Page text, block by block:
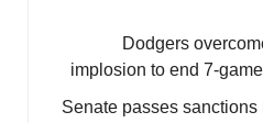
Dodgers
implosion to end 7-
Senate passes